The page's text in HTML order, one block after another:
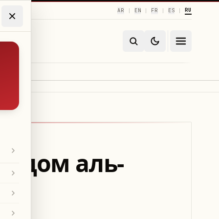
AR | EN | FR | ES | RU
аль-